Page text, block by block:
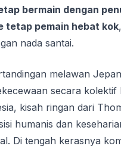
bermain dengan
tetap pemain hebat kok
nada santai.
melawan
secara kolektif
kisah ringan dari
humanis dan
Di tengah kerasnya